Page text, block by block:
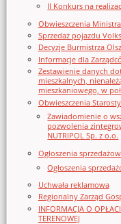
II Konkurs na
Obwieszczenia
Sprzedaż pojazdu
Decyzje Burmistrza
Informacje dla
Zestawienie danych
mieszkalnych,
mieszkaniowego, w
Obwieszczenia
Zawiadomienie o
pozwolenia
NUTRIPOL Sp. z o.o.
Ogłoszenia
Ogłoszenia
Uchwała reklamowa
Regionalny Zarząd
INFORMACJA O
TERENOWEJ